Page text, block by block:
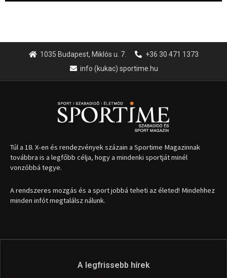
1035 Budapest, Miklós u. 7.
+36 30 471 1373
info (kukac) sportime.hu
Túl a 18. X-en és rendezvények százain a Sportime Magazinnak
továbbra is a legfőbb célja, hogy a mindenki sportját minél
vonzóbbá tegye.
A rendszeres mozgás és a sport jobbá teheti az életed! Mindehhez
minden infót megtalálsz nálunk.
A legfrissebb hírek